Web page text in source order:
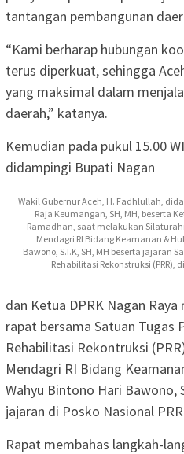
tantangan pembangunan
“Kami berharap hubungan
terus diperkuat, sehingga
yang maksimal dalam
daerah,” katanya.
Kemudian pada pukul 15.00
didampingi Bupati Nagan
Wakil Gubernur Aceh, H. Fadhlullah,
Raja Keumangan, SH, MH, beserta
Ramadhan, saat melakukan
Mendagri RI Bidang Keamanan &
Bawono, S.I.K, SH, MH beserta jajaran
Rehabilitasi Rekonstruksi (PRR),
dan Ketua DPRK Nagan
rapat bersama Satuan Tugas
Rehabilitasi Rekontruksi
Mendagri RI Bidang
Wahyu Bintono Hari Bawono,
jajaran di Posko Nasional
Rapat membahas langkah-